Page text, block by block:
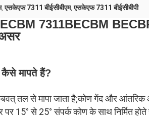
,एसकेएफ 7311 बीईसीबीएम,एसकेएफ 7311 बीईसीबीपी
7311BECBM
मापते हैं?
तल से मापा जाता है;कोण गेंद और आंतरिक
15° से 25° संपर्क कोण के साथ निर्मित होते